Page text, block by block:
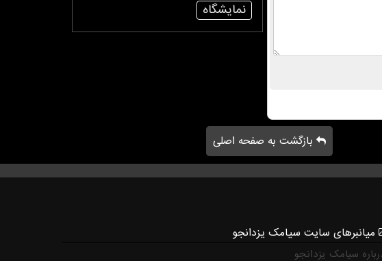
نمایشگاه
بازگشت به صفحه اصلی
میانبرهای سایت سیامک یزدانجو
سیامک یزدانجو